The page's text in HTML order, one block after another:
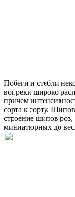
Побеги и стебли
вопреки широко
причем
сорта к сорту.
строение шипов
миниатюрных до